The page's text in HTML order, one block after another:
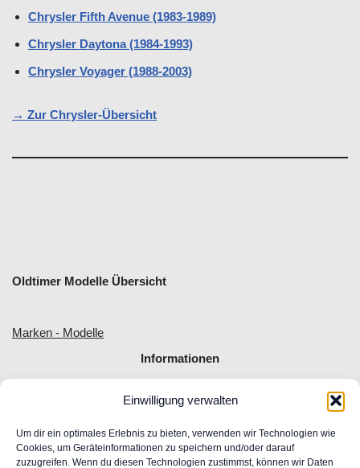
Einwilligung verwalten
Um dir ein optimales Erlebnis zu bieten, verwenden wir Technologien wie
Cookies, um Geräteinformationen zu speichern und/oder darauf
zuzugreifen. Wenn du diesen Technologien zustimmst, können wir Daten
Chrysler Fifth Avenue (1983-1989)
Chrysler Daytona (1984-1993)
Chrysler Voyager (1988-2003)
→ Zur Chrysler-Übersicht
Oldtimer Modelle Übersicht
Marken - Modelle
Informationen
Allgemeine Geschäftsbedingungen
Impressum
Widerrufsrecht